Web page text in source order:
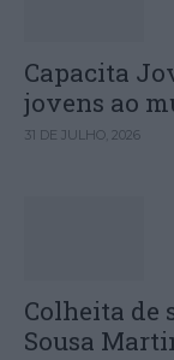
Capacita
jovens ao
31 DE JULHO, 2026
Colheita de
Sousa